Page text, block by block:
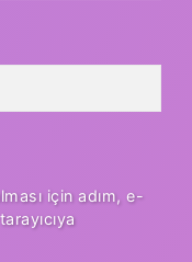
için adım, e-